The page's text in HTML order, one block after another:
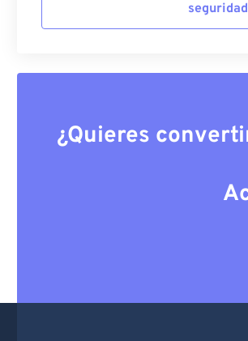
seguridad
¿Quieres